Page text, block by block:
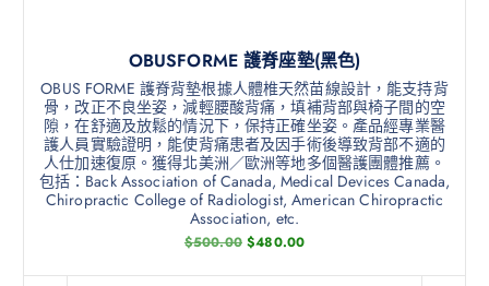
OBUSFORME 護脊座墊(黑色)
OBUS FORME 護脊背墊根據人體椎天然苗線設計，能支持背
骨，改正不良坐姿，減輕腰酸背痛，填補背部與椅子間的空
隙，在舒適及放鬆的情況下，保持正確坐姿。產品經專業醫
護人員實驗證明，能使背痛患者及因手術後導致背部不適的
人仕加速復原。獲得北美洲／歐洲等地多個醫護團體推薦。
包括：Back Association of Canada, Medical Devices Canada,
Chiropractic College of Radiologist, American Chiropractic
Association, etc.
$500.00 $480.00